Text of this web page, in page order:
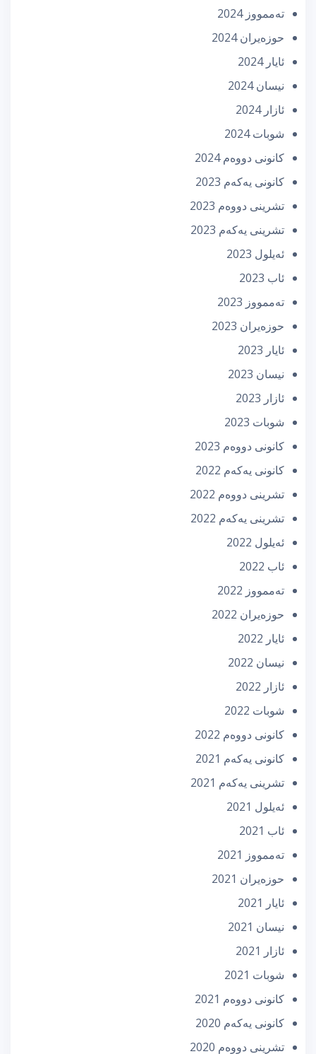
تەممووز 2024
حوزه‌یران 2024
ئایار 2024
نیسان 2024
ئازار 2024
شوبات 2024
كانونی دووه‌م 2024
كانونی یه‌كه‌م 2023
تشرینی دووه‌م 2023
تشرینی یه‌كه‌م 2023
ئه‌یلول 2023
ئاب 2023
تەممووز 2023
حوزه‌یران 2023
ئایار 2023
نیسان 2023
ئازار 2023
شوبات 2023
كانونی دووه‌م 2023
كانونی یه‌كه‌م 2022
تشرینی دووه‌م 2022
تشرینی یه‌كه‌م 2022
ئه‌یلول 2022
ئاب 2022
تەممووز 2022
حوزه‌یران 2022
ئایار 2022
نیسان 2022
ئازار 2022
شوبات 2022
كانونی دووه‌م 2022
كانونی یه‌كه‌م 2021
تشرینی یه‌كه‌م 2021
ئه‌یلول 2021
ئاب 2021
تەممووز 2021
حوزه‌یران 2021
ئایار 2021
نیسان 2021
ئازار 2021
شوبات 2021
كانونی دووه‌م 2021
كانونی یه‌كه‌م 2020
تشرینی دووه‌م 2020